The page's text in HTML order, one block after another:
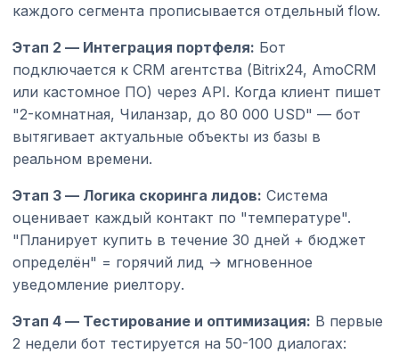
каждого сегмента прописывается отдельный flow.
Этап 2 — Интеграция портфеля: Бот
подключается к CRM агентства (Bitrix24, AmoCRM
или кастомное ПО) через API. Когда клиент пишет
"2-комнатная, Чиланзар, до 80 000 USD" — бот
вытягивает актуальные объекты из базы в
реальном времени.
Этап 3 — Логика скоринга лидов: Система
оценивает каждый контакт по "температуре".
"Планирует купить в течение 30 дней + бюджет
определён" = горячий лид → мгновенное
уведомление риелтору.
Этап 4 — Тестирование и оптимизация: В первые
2 недели бот тестируется на 50-100 диалогах: